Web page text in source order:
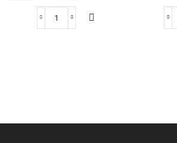
Professional